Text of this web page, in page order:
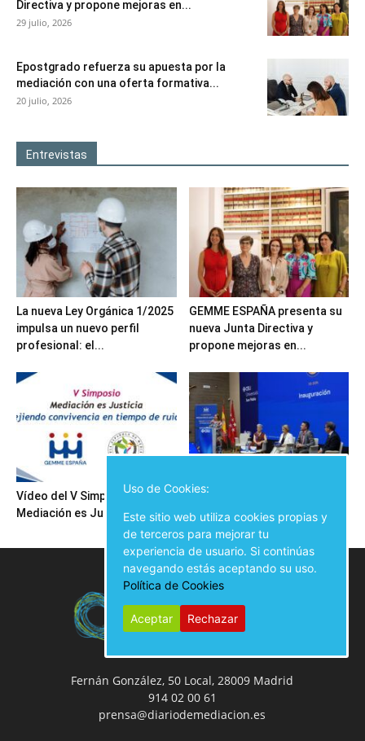
Directiva y propone mejoras en...
29 julio, 2026
Epostgrado refuerza su apuesta por la
mediación con una oferta formativa...
20 julio, 2026
Entrevistas
La nueva Ley Orgánica 1/2025
impulsa un nuevo perfil
profesional: el...
GEMME ESPAÑA presenta su
nueva Junta Directiva y
propone mejoras en...
Vídeo del V Simposio
Mediación es Justicia
Inauguración del V Simposio
Mediación es Justicia
Fernán González, 50 Local, 28009 Madrid
914 02 00 61
prensa@diariodemediacion.es
Uso de Cookies:
Este sitio web utiliza cookies propias y
de terceros para mejorar tu
experiencia de usuario. Si continúas
navegando estás aceptando su uso.
Política de Cookies
Aceptar Rechazar